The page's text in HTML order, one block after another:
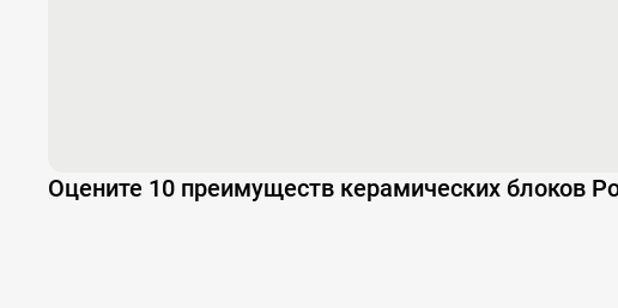
Оцените 10 преимуществ керамических блоков